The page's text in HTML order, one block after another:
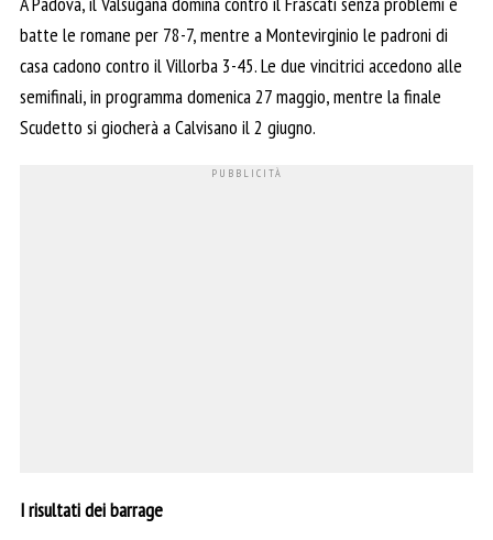
batte le romane per 78-7, mentre a Montevirginio le padroni di
casa cadono contro il Villorba 3-45. Le due vincitrici accedono alle
semifinali, in programma domenica 27 maggio, mentre la finale
Scudetto si giocherà a Calvisano il 2 giugno.
I risultati dei barrage